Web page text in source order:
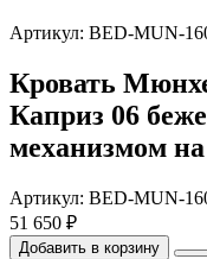
Артикул: BED-MUN-
Кровать
Каприз 06
механизмом
Артикул: BED-MUN-
51 650 ₽
Добавить в корзину